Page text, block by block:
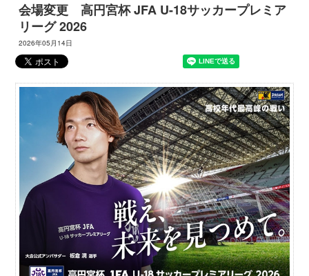
会場変更 高円宮杯 JFA U-18サッカープレミア
リーグ 2026
2026年05月14日